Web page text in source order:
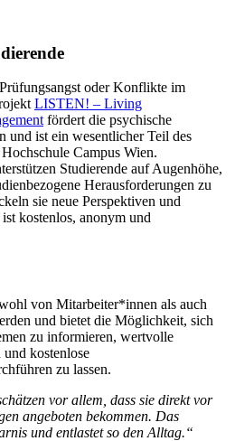
oder Konflikte im
LISTEN! – Living
fördert die psychische
und ist ein wesentlicher Teil des
Campus Wien.
Studierende auf Augenhöhe,
Herausforderungen zu
sie neue Perspektiven und
kostenlos, anonym und
von Mitarbeiter*innen als auch
und bietet die Möglichkeit, sich
zu informieren, wertvolle
kostenlose
zu lassen.
vor allem, dass sie direkt vor
angeboten bekommen. Das
und entlastet so den Alltag.“